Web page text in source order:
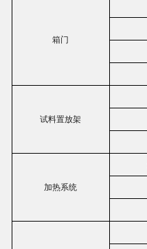
箱门
试料置放架
加热系统